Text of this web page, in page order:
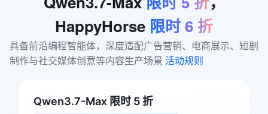
HappyHorse 限时 6 折
具备前沿编程智能体，深度适配广告营销、电商展示、短剧
制作与社交媒体创意等内容生产场景 活动规则
Qwen3.7-Max 限时 5 折